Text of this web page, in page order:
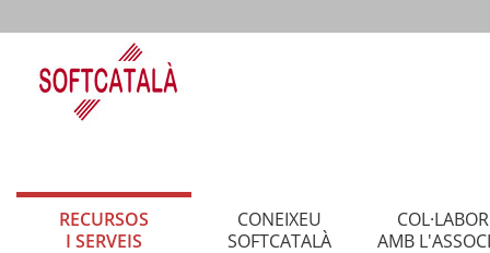
RECURSOS
I SERVEIS
CONEIXEU
SOFTCATALÀ
AMB